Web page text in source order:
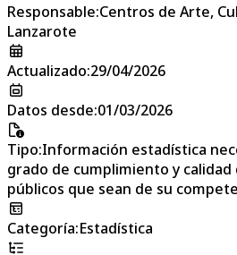
Responsable:Centros de Arte,
Lanzarote
Actualizado:29/04/2026
Datos desde:01/03/2026
Tipo:Información estadística
grado de cumplimiento y calidad
públicos que sean de su
Categoría:Estadística